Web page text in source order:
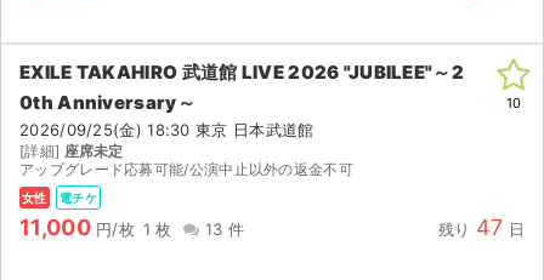
EXILE TAKAHIRO 武道館 LIVE 2026 "JUBILEE"～2
0th Anniversary～
2026/09/25(金) 18:30 東京 日本武道館
[詳細] 座席未定
アップグレード応募可能/公演中止以外の返金不可
女性 電チケ
11,000 円/枚 1 枚 13 件 残り 47 日
10